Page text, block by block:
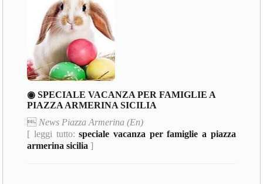
◉ SPECIALE VACANZA PER FAMIGLIE A
PIAZZA ARMERINA SICILIA
 News Piazza Armerina (En)
[ leggi tutto:speciale vacanza per famiglie a piazza
armerina sicilia ]